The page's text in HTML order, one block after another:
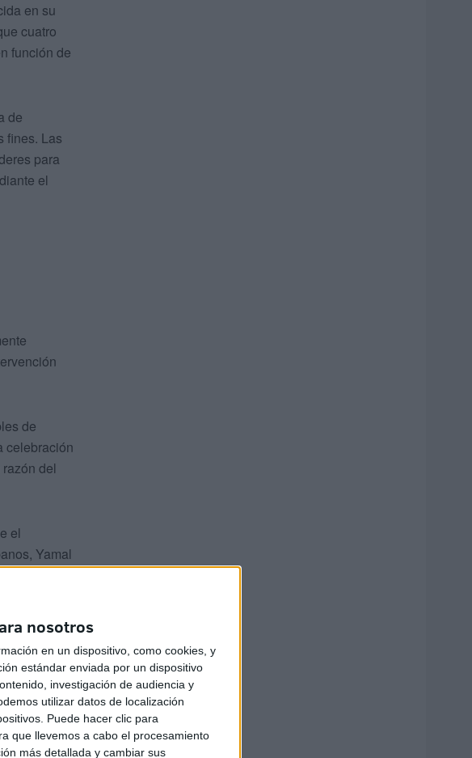
nosotros
en un dispositivo, como cookies, y
estándar enviada por un dispositivo
investigación de audiencia y
utilizar datos de localización
Puede hacer clic para
que llevemos a cabo el procesamiento
más detallada y cambiar sus
en su
cuatro
función de
de
fines. Las
para
el
de
celebración
del
el
Yamal
la
de
a